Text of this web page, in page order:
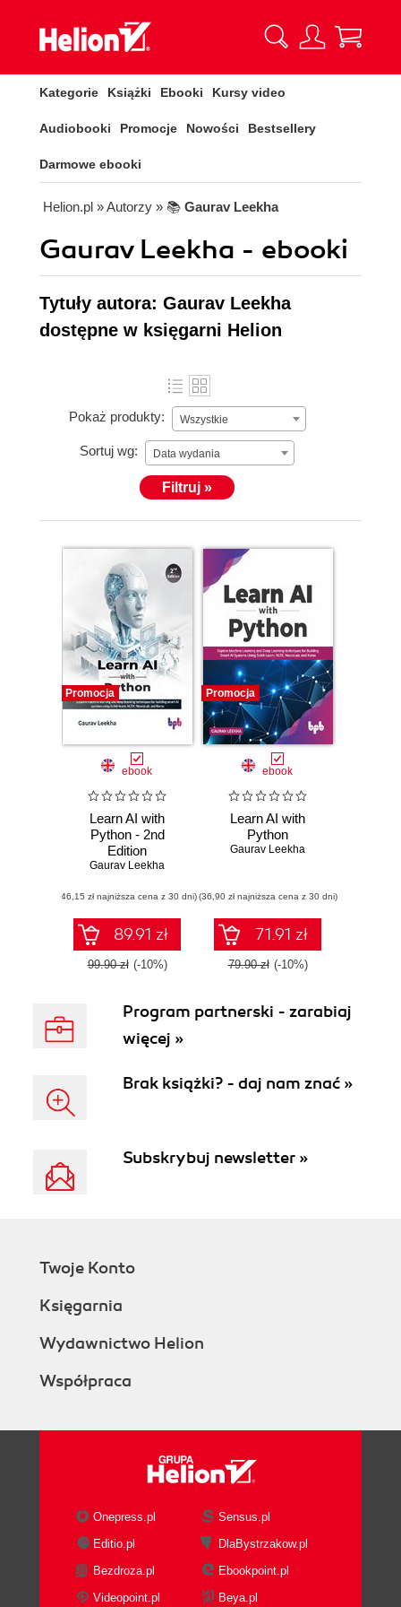
Kategorie Książki Ebooki Kursy video
Audiobooki Promocje Nowości Bestsellery
Darmowe ebooki
Helion.pl » Autorzy » 📚 Gaurav Leekha
Gaurav Leekha - ebooki
Tytuły autora: Gaurav Leekha
dostępne w księgarni Helion
Pokaż produkty: Wszystkie
Sortuj wg: Data wydania
Filtruj »
Promocja
ebook
Learn AI with
Python - 2nd
Edition
Gaurav Leekha
(46,15 zł najniższa cena z 30 dni)
89.91 zł
99.90 zł (-10%)
Promocja
ebook
Learn AI with
Python
Gaurav Leekha
(36,90 zł najniższa cena z 30 dni)
71.91 zł
79.90 zł (-10%)
Program partnerski - zarabiaj
więcej »
Brak książki? - daj nam znać »
Subskrybuj newsletter »
Twoje Konto
Księgarnia
Wydawnictwo Helion
Współpraca
Onepress.pl
Sensus.pl
Editio.pl
DlaBystrzakow.pl
Bezdroza.pl
Ebookpoint.pl
Videopoint.pl
Beya.pl